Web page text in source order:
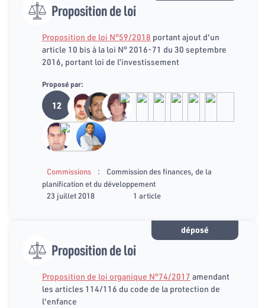
Proposition de loi
Proposition de loi N°59/2018 portant ajout d'un
article 10 bis à la loi N° 2016-71 du 30 septembre
2016, portant loi de l’investissement
Proposé par:
12
Commissions :
Commission des finances, de la
planification et du développement
23 juillet 2018
1 article
déposé
Proposition de loi
Proposition de loi organique N°74/2017 amendant
les articles 114/116 du code de la protection de
l'enfance